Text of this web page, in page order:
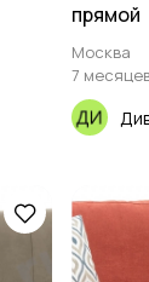
прямой
Москва
7